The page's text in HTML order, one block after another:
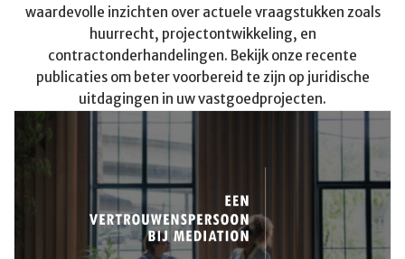
waardevolle inzichten over actuele vraagstukken zoals
huurrecht, projectontwikkeling, en
contractonderhandelingen. Bekijk onze recente
publicaties om beter voorbereid te zijn op juridische
uitdagingen in uw vastgoedprojecten.